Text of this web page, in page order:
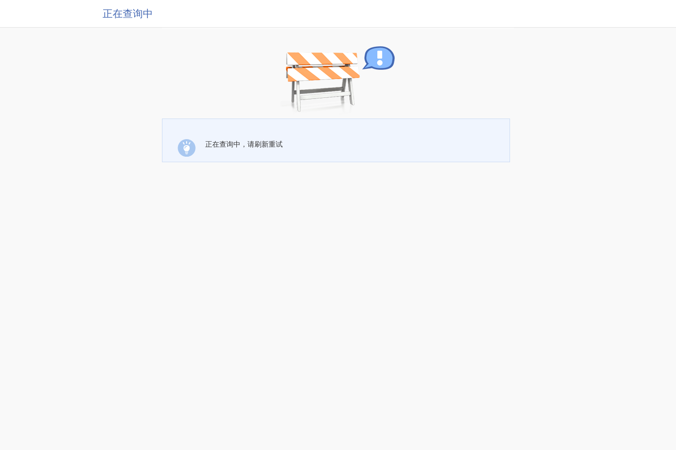
正在查询中
正在查询中，请刷新重试